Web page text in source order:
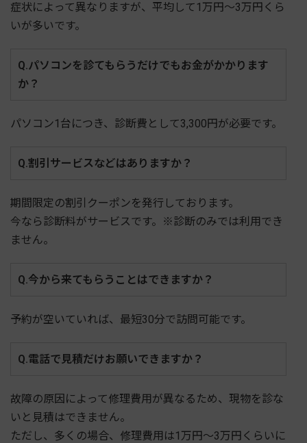
症状によって異なりますが、平均して1万円～3万円くら
いが多いです。
Q.パソコンを診てもらうだけでもお金がかかります
か？
パソコン1台につき、診断費として3,300円が必要です。
Q.割引サービスなどはありますか？
期間限定の割引クーポンを発行しております。
今なら診断料がサービスです。※診断のみでは利用でき
ません。
Q.今から来てもらうことはできますか？
予約が空いていれば、最短30分で訪問可能です。
Q.電話で見積だけお願いできますか？
故障の原因によって修理費用が異なるため、現物を診な
いと見積はできません。
ただし、多くの場合、修理費用は1万円～3万円くらいに